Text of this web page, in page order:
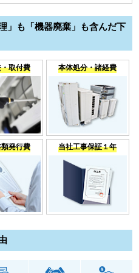
」も「機器廃棄」も含んだ下
取付費 本体処分・諸経費
発行費 当社工事保証１年